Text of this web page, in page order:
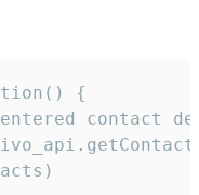
{
contact